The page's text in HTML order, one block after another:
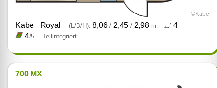
©Kabe
Kabe Royal (L/B/H): 8,06 /2,45 /2,98 m
4
4/5 Teilintegriert
700 MX